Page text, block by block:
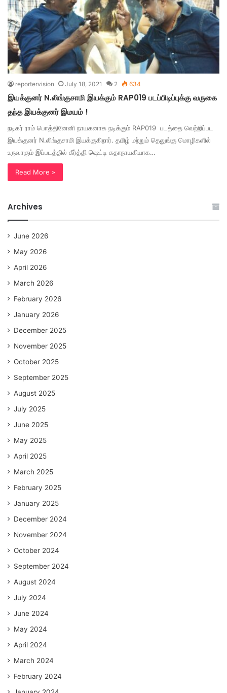
reportervision July 18, 2021 2 634
இயக்குனர் N.லிங்குசாமி இயக்கும் RAP019 படப்பிடிப்புக்கு வருகை
தந்த இயக்குனர் இமயம் !
நடிகர் ராம் பொத்தினேனி நாயகனாக நடிக்கும் RAP019 படத்தை வெற்றிப்பட
இயக்குனர் N.லிங்குசாமி இயக்குகிறார். தமிழ் மற்றும் தெலுங்கு மொழிகளில்
உருவாகும் இப்படத்தில் கீர்த்தி ஷெட்டி கதாநாயகியாக…
Read More »
Archives
June 2026
May 2026
April 2026
March 2026
February 2026
January 2026
December 2025
November 2025
October 2025
September 2025
August 2025
July 2025
June 2025
May 2025
April 2025
March 2025
February 2025
January 2025
December 2024
November 2024
October 2024
September 2024
August 2024
July 2024
June 2024
May 2024
April 2024
March 2024
February 2024